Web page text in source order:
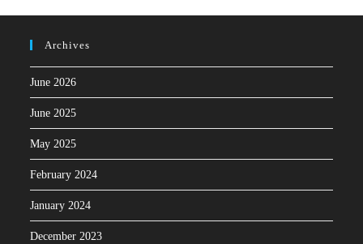
Archives
June 2026
June 2025
May 2025
February 2024
January 2024
December 2023